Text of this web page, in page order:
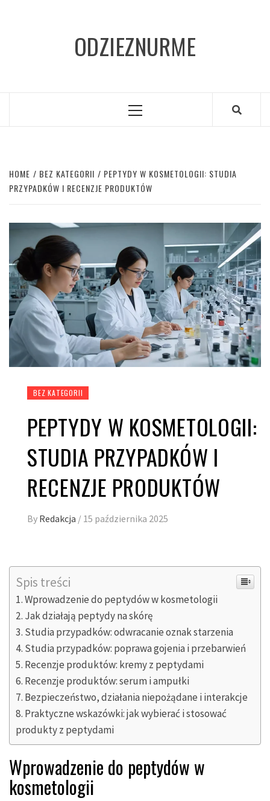
ODZIEZNURME
Primary
HOME BEZ KATEGORII
PEPTYDY W KOSMETOLOGII: STUDIA
PRZYPADKÓW I RECENZJE PRODUKTÓW
BEZ KATEGORII
PEPTYDY W KOSMETOLOGII:
STUDIA PRZYPADKÓW I
RECENZJE PRODUKTÓW
By Redakcja / 15 października 2025
Spis treści
Wprowadzenie do peptydów w kosmetologii
Jak działają peptydy na skórę
Studia przypadków: odwracanie oznak starzenia
Studia przypadków: poprawa gojenia i przebarwień
Recenzje produktów: kremy z peptydami
Recenzje produktów: serum i ampułki
Bezpieczeństwo, działania niepożądane i interakcje
Praktyczne wskazówki: jak wybierać i stosować
produkty z peptydami
Wprowadzenie do peptydów w
kosmetologii